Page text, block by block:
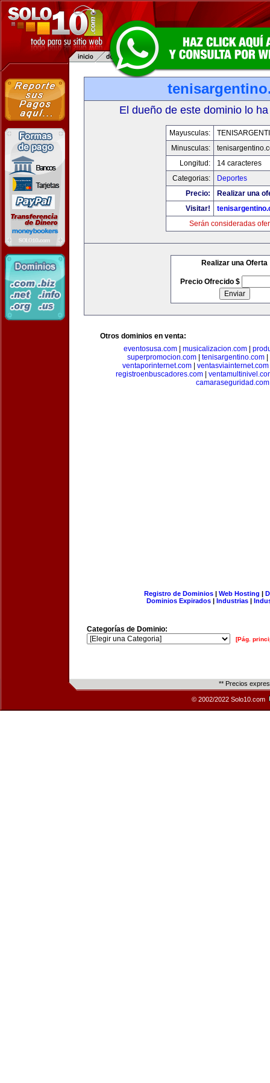
El dueño de este dominio lo
Mayusculas:
Minusculas:
Longitud:
14 caracteres
Categorias:
Deportes
Precio:
Realizar una
Visitar!
Serán consideradas
Realizar una Oferta
Precio Ofrecido $
Otros dominios en venta:
eventosusa.com| musicalizacion.com|
superpromocion.com
tenisargentino.com
ventaporinternet.com
ventasviainternet.com
registroenbuscadores.com
camaraseguridad.com
Registro de Dominios| Web Hosting |
Dominios Expirados | Industrias |
Categorías de Dominio:
[Pág.
** Precios
© 2002/2022 Solo10.com